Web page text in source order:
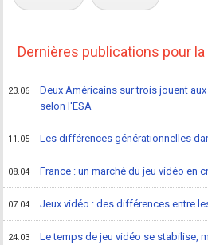
Dernières publications pour
23.06
Deux Américains sur trois jouent
selon l'ESA
11.05 Les différences générationnelles
08.04 France : un marché du jeu vidéo en
07.04 Jeux vidéo : des différences entre
24.03
Le temps de jeu vidéo se stabilise,